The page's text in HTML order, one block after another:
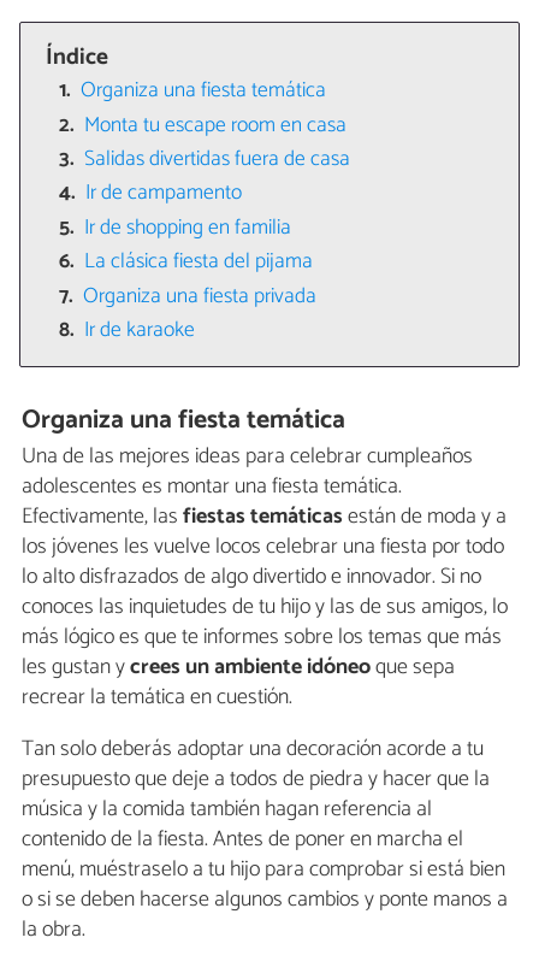
Índice
Organiza una fiesta temática
Monta tu escape room en casa
Salidas divertidas fuera de casa
Ir de campamento
Ir de shopping en familia
La clásica fiesta del pijama
Organiza una fiesta privada
Ir de karaoke
Organiza una fiesta temática
Una de las mejores ideas para celebrar cumpleaños
adolescentes es montar una fiesta temática.
Efectivamente, lasfiestas temáticasestán de moda y a
los jóvenes les vuelve locos celebrar una fiesta por todo
lo alto disfrazados de algo divertido e innovador. Si no
conoces las inquietudes de tu hijo y las de sus amigos, lo
más lógico es que te informes sobre los temas que más
les gustan ycrees un ambiente idóneoque sepa
recrear la temática en cuestión.
Tan solo deberás adoptar una decoración acorde a tu
presupuesto que deje a todos de piedra y hacer que la
música y la comida también hagan referencia al
contenido de la fiesta. Antes de poner en marcha el
menú, muéstraselo a tu hijo para comprobar si está bien
o si se deben hacerse algunos cambios y ponte manos a
la obra.